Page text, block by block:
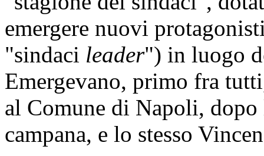
emergere nuovi
"sindaci leader") in luogo
Emergevano, primo fra
al Comune di Napoli,
campana, e lo stesso